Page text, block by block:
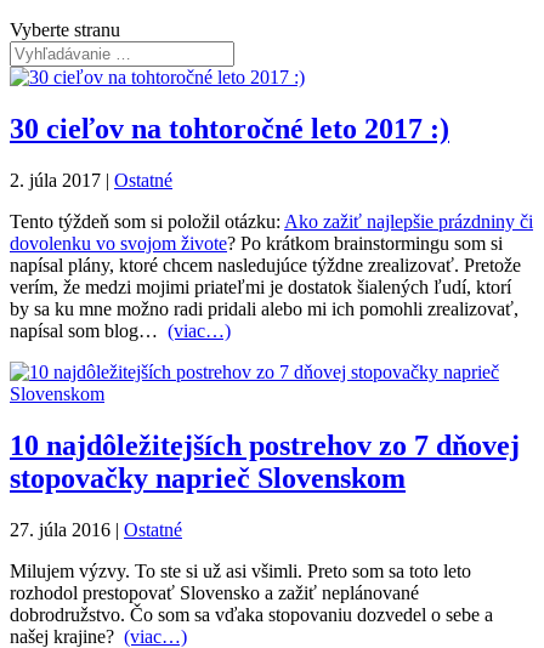
Vyberte stranu
30 cieľov na tohtoročné leto 2017 :)
2. júla 2017 | Ostatné
Tento týždeň som si položil otázku: Ako zažiť najlepšie prázdniny či
dovolenku vo svojom živote? Po krátkom brainstormingu som si
napísal plány, ktoré chcem nasledujúce týždne zrealizovať. Pretože
verím, že medzi mojimi priateľmi je dostatok šialených ľudí, ktorí
by sa ku mne možno radi pridali alebo mi ich pomohli zrealizovať,
napísal som blog… (viac…)
10 najdôležitejších postrehov zo 7 dňovej
stopovačky naprieč Slovenskom
27. júla 2016 | Ostatné
Milujem výzvy. To ste si už asi všimli. Preto som sa toto leto
rozhodol prestopovať Slovensko a zažiť neplánované
dobrodružstvo. Čo som sa vďaka stopovaniu dozvedel o sebe a
našej krajine? (viac…)